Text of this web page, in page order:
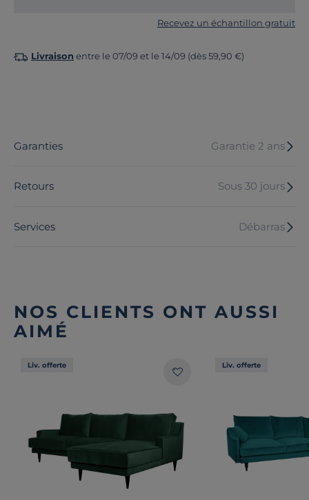
Recevez un échantillon gratuit
Livraison entre le 07/09 et le 14/09 (dès 59,90 €)
Garanties Garantie 2 ans
Retours Sous 30 jours
Services Débarras
NOS CLIENTS ONT AUSSI
AIMÉ
Liv. offerte Liv. offerte